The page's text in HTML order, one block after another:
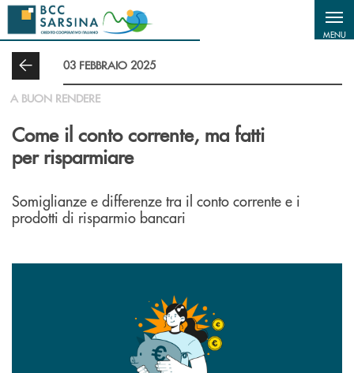
Salta al contenuto principale
MENU
03 FEBBRAIO 2025
A BUON RENDERE
Come il conto corrente, ma fatti
per risparmiare
Somiglianze e differenze tra il conto corrente e i
prodotti di risparmio bancari